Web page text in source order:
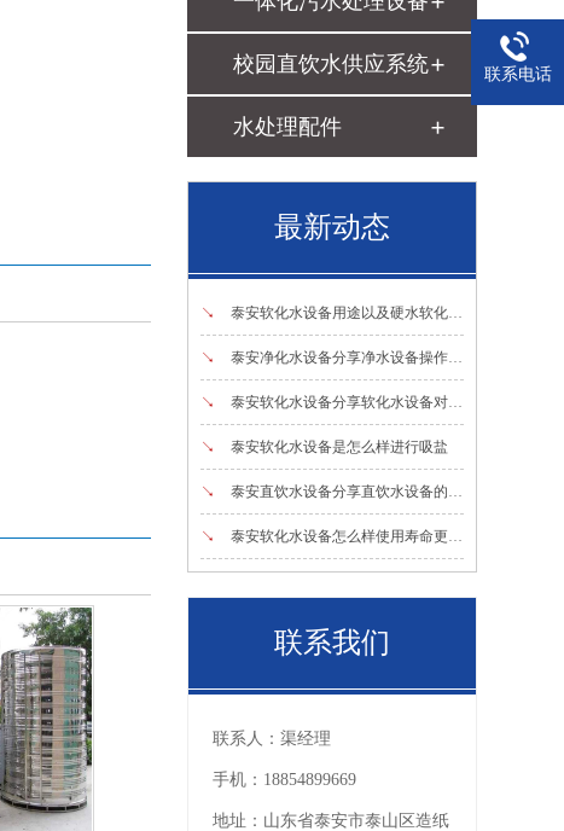
校园直饮水供应系统
水处理配件
最新动态
↘ 泰安软化水设备用途以及硬水软化的常用方法
↘ 泰安净化水设备分享净水设备操作说明
↘ 泰安软化水设备分享软化水设备对温度以及维护入手的方法
↘ 泰安软化水设备是怎么样进行吸盐
↘ 泰安直饮水设备分享直饮水设备的维护和保养
↘ 泰安软化水设备怎么样使用寿命更长以及使用范围
联系我们
联系人： 渠经理
手机： 18854899669
地址： 山东省泰安市泰山区造纸
联系电话